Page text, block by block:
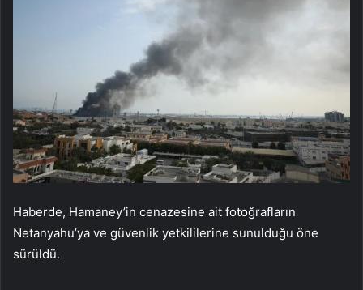
Haberde, Hamaney’in cenazesine ait fotoğrafların
Netanyahu’ya ve güvenlik yetkililerine sunulduğu öne
sürüldü.